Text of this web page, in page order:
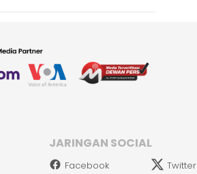
JARINGAN SOCIAL
Facebook Twitter